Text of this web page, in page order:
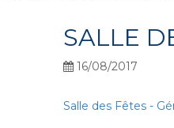
SALLE
16/08/2017
Salle des Fêtes -